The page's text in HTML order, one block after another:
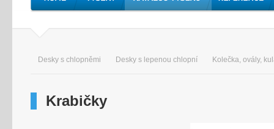
Desky s chlopněmi Desky s lepenou chlopní Kolečka, ovály,
Krabičky